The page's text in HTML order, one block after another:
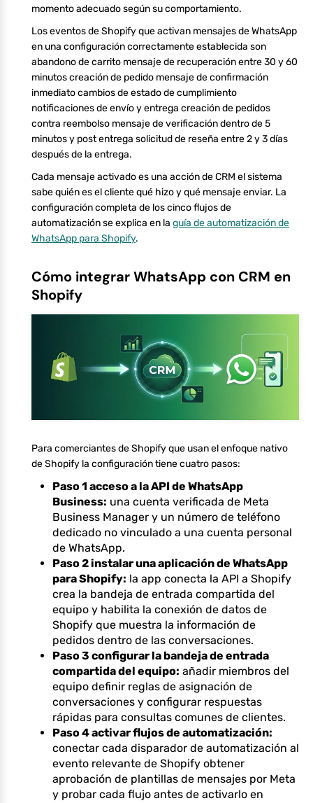
momento adecuado según su comportamiento.
Los eventos de Shopify que activan mensajes de WhatsApp
en una configuración correctamente establecida son
abandono de carrito mensaje de recuperación entre 30 y 60
minutos creación de pedido mensaje de confirmación
inmediato cambios de estado de cumplimiento
notificaciones de envío y entrega creación de pedidos
contra reembolso mensaje de verificación dentro de 5
minutos y post entrega solicitud de reseña entre 2 y 3 días
después de la entrega.
Cada mensaje activado es una acción de CRM el sistema
sabe quién es el cliente qué hizo y qué mensaje enviar. La
configuración completa de los cinco flujos de
automatización se explica en la guía de automatización de
WhatsApp para Shopify.
Cómo integrar WhatsApp con CRM en
Shopify
Para comerciantes de Shopify que usan el enfoque nativo
de Shopify la configuración tiene cuatro pasos:
Paso 1 acceso a la API de WhatsApp
Business: una cuenta verificada de Meta
Business Manager y un número de teléfono
dedicado no vinculado a una cuenta personal
de WhatsApp.
Paso 2 instalar una aplicación de WhatsApp
para Shopify: la app conecta la API a Shopify
crea la bandeja de entrada compartida del
equipo y habilita la conexión de datos de
Shopify que muestra la información de
pedidos dentro de las conversaciones.
Paso 3 configurar la bandeja de entrada
compartida del equipo: añadir miembros del
equipo definir reglas de asignación de
conversaciones y configurar respuestas
rápidas para consultas comunes de clientes.
Paso 4 activar flujos de automatización:
conectar cada disparador de automatización al
evento relevante de Shopify obtener
aprobación de plantillas de mensajes por Meta
y probar cada flujo antes de activarlo en